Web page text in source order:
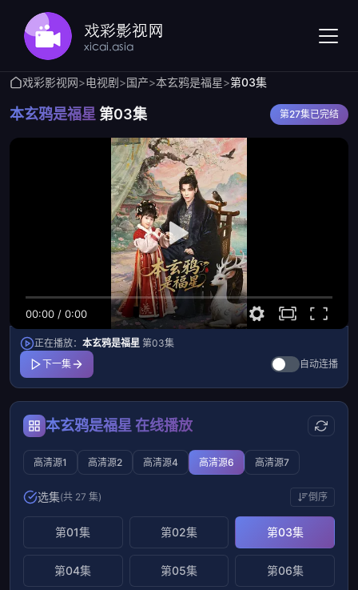
戏彩影视网>电视剧>国产>本玄鸦是福星>第03集
本玄鸦是福星 第03集 第27集已完结
00:00 / 0:00
正在播放： 本玄鸦是福星 第03集
下一集
自动连播
本玄鸦是福星 在线播放
高清源1 高清源2 高清源4 高清源6 高清源7
选集(共 27 集) 倒序
第01集 第02集 第03集
第04集 第05集 第06集